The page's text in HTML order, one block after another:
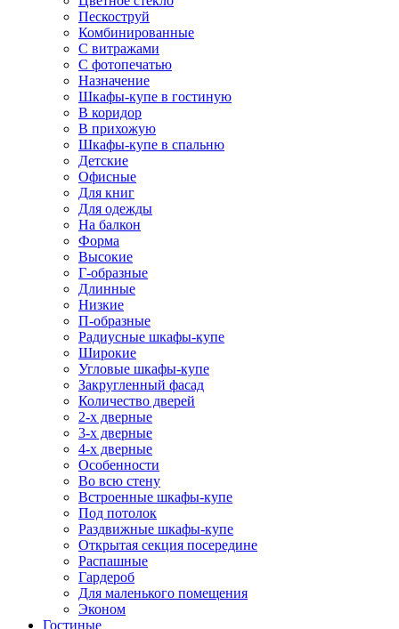
Пескоструй
Комбинированные
С витражами
С фотопечатью
Назначение
Шкафы-купе в гостиную
В коридор
В прихожую
Шкафы-купе в спальню
Детские
Офисные
Для книг
Для одежды
На балкон
Форма
Высокие
Г-образные
Длинные
Низкие
П-образные
Радиусные шкафы-купе
Широкие
Угловые шкафы-купе
Закругленный фасад
Количество дверей
2-х дверные
3-х дверные
4-х дверные
Особенности
Во всю стену
Встроенные шкафы-купе
Под потолок
Раздвижные шкафы-купе
Открытая секция посередине
Распашные
Гардероб
Для маленького помещения
Эконом
Гостиные